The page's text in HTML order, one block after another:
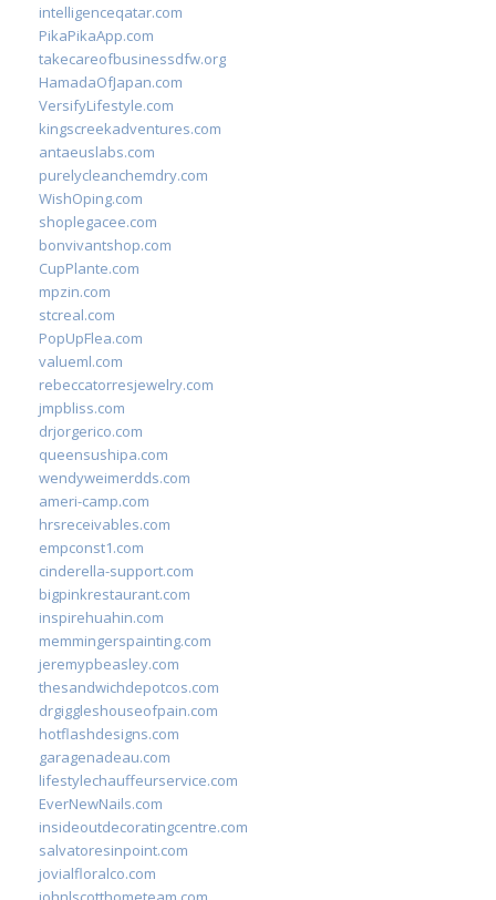
intelligenceqatar.com
PikaPikaApp.com
takecareofbusinessdfw.org
HamadaOfJapan.com
VersifyLifestyle.com
kingscreekadventures.com
antaeuslabs.com
purelycleanchemdry.com
WishOping.com
shoplegacee.com
bonvivantshop.com
CupPlante.com
mpzin.com
stcreal.com
PopUpFlea.com
valueml.com
rebeccatorresjewelry.com
jmpbliss.com
drjorgerico.com
queensushipa.com
wendyweimerdds.com
ameri-camp.com
hrsreceivables.com
empconst1.com
cinderella-support.com
bigpinkrestaurant.com
inspirehuahin.com
memmingerspainting.com
jeremypbeasley.com
thesandwichdepotcos.com
drgiggleshouseofpain.com
hotflashdesigns.com
garagenadeau.com
lifestylechauffeurservice.com
EverNewNails.com
insideoutdecoratingcentre.com
salvatoresinpoint.com
jovialfloralco.com